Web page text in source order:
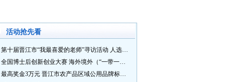
活动抢先看
第十届晋江市“我最喜爱的老师”寻访活动 人选推荐火热进行中 快来“秀”您最喜爱的老师
全国博士后创新创业大赛 海外境外（“一带一路”）赛七大赛道等你来战
最高奖金3万元 晋江市农产品区域公用品牌标识Logo及特色农产品包装设计征集活动正式启动